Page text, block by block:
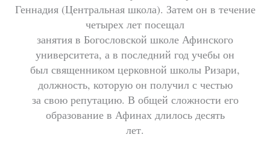
Геннадия (Центральная школа). Затем он в течение
четырех лет посещал
занятия в Богословской школе Афинского
университета, а в последний год учебы он
был священником церковной школы Ризари,
должность, которую он получил с честью
за свою репутацию. В общей сложности его
образование в Афинах длилось десять
лет.